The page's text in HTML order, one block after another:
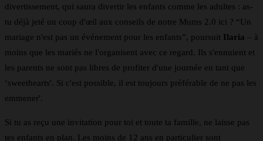
divertissement, qui saura divertir les enfants comme les adultes : as-
tu déjà jeté un coup d'œil aux conseils de notre Mums 2.0 ici ? “Un
mariage n'est pas un événement pour les enfants”, poursuit Ilaria – à
moins que les mariés ne l'organisent avec ce regard. Ils s'ennuient et
les parents ne sont pas libres de profiter d'une journée en tant que
‘sweethearts'. Si c'est possible, il est toujours préférable de ne pas les
emmener'.
Si tu as reçu une invitation pour toi et toute ta famille, ne laisse pas
tes enfants en plan. Les moins de 12 ans en particulier sont